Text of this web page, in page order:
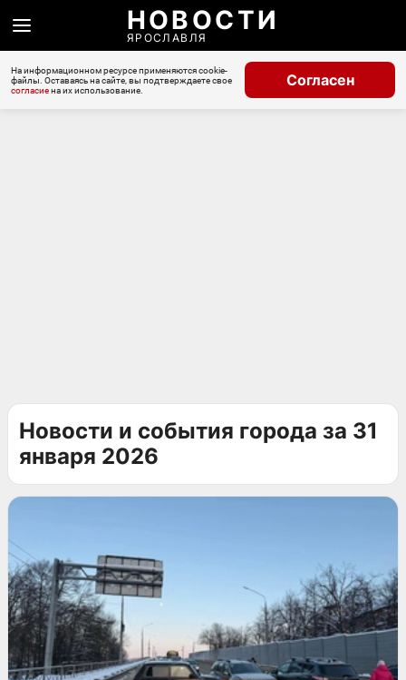
НОВОСТИ
ЯРОСЛАВЛЯ
На информационном ресурсе применяются cookie-
файлы. Оставаясь на сайте, вы подтверждаете свое
согласиена их использование.
Согласен
Новости и события города за 31
января 2026